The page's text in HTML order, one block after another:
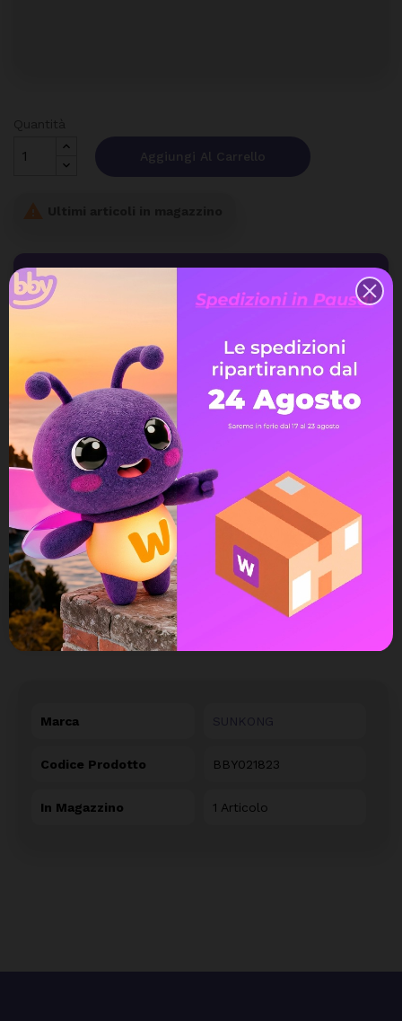
Aggiungi Al Carrello
Ampia scelta di pagamenti
Spedizione express veloce
DETTAGLI DEL PRODOTTO
Marca SUNKONG
Codice Prodotto BBY021823
In Magazzino 1 Articolo